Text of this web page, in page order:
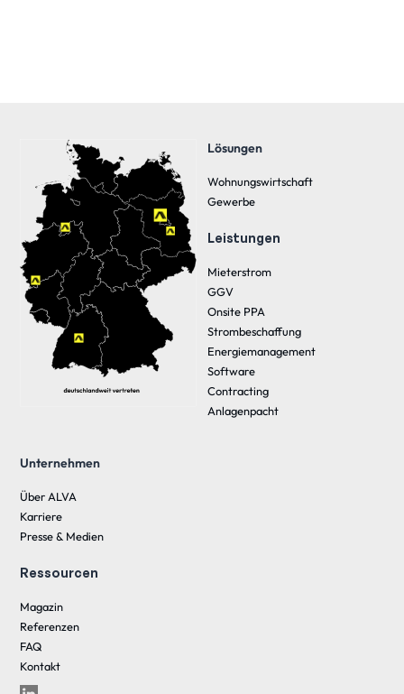
Lösungen
Wohnungswirtschaft
Gewerbe
Leistungen
Mieterstrom
GGV
Onsite PPA
Strombeschaffung
Energiemanagement
Software
Contracting
Anlagenpacht
Unternehmen
Über ALVA
Karriere
Presse & Medien
Ressourcen
Magazin
Referenzen
FAQ
Kontakt